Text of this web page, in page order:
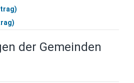
der Gemeinden